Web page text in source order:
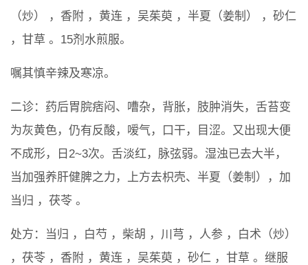
（炒） ，香附 ，黄连 ，吴茱萸 ，半夏（姜制） ，砂仁
，甘草 。15剂水煎服。
嘱其慎辛辣及寒凉。
二诊：药后胃脘痞闷、嘈杂，背胀，肢肿消失，舌苔变
为灰黄色，仍有反酸，嗳气，口干，目涩。又出现大便
不成形，日2~3次。舌淡红，脉弦弱。湿浊已去大半，
当加强养肝健脾之力，上方去枳壳、半夏（姜制），加
当归 ，茯苓 。
处方：当归 ，白芍 ，柴胡 ，川芎 ，人参 ，白术（炒）
，茯苓 ，香附 ，黄连 ，吴茱萸 ，砂仁 ，甘草 。继服